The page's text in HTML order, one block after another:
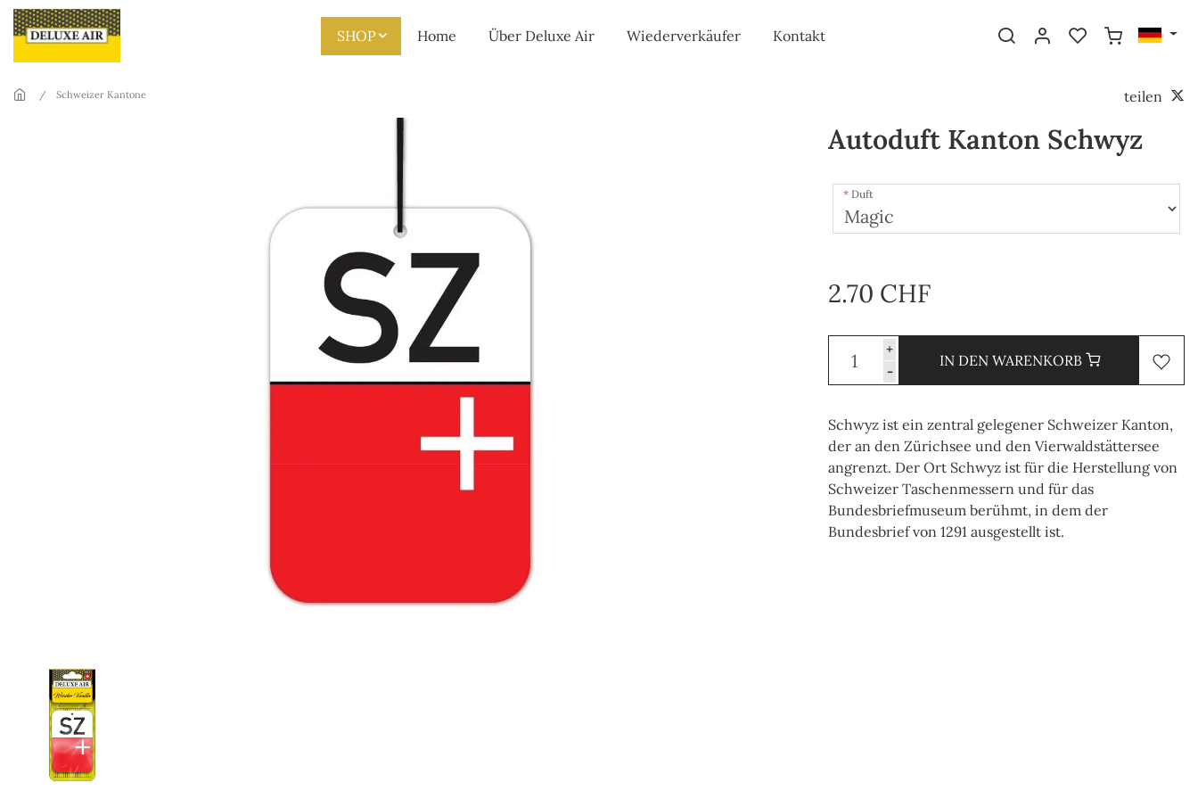
Skip to main content
SHOP
Home Über Deluxe Air Wiederverkäufer Kontakt
teilen
Schweizer Kantone
Autoduft Kanton Schwyz
Duft
2.70 CHF
+
-
IN DEN WARENKORB
Schwyz ist ein zentral gelegener Schweizer Kanton,
der an den Zürichsee und den Vierwaldstättersee
angrenzt. Der Ort Schwyz ist für die Herstellung von
Schweizer Taschenmessern und für das
Bundesbriefmuseum berühmt, in dem der
Bundesbrief von 1291 ausgestellt ist.